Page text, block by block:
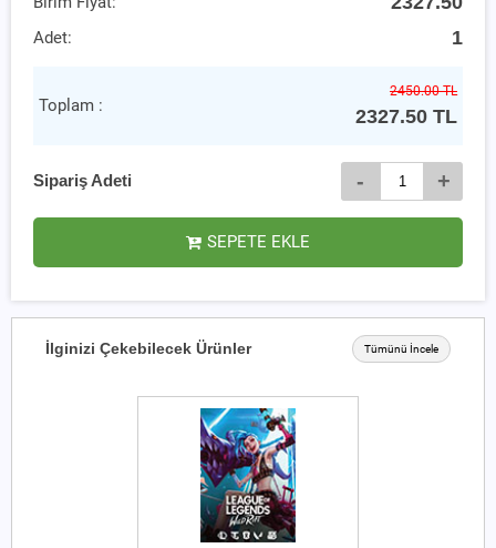
Adet: 1
Toplam :
2450.00 TL
2327.50 TL
Sipariş Adeti - +
SEPETE EKLE
İlginizi Çekebilecek Ürünler Tümünü İncele